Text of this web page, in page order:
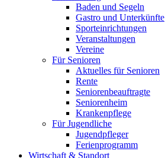
Baden und Segeln
Gastro und Unterkünfte
Sporteinrichtungen
Veranstaltungen
Vereine
Für Senioren
Aktuelles für Senioren
Rente
Seniorenbeauftragte
Seniorenheim
Krankenpflege
Für Jugendliche
Jugendpfleger
Ferienprogramm
Wirtschaft & Standort